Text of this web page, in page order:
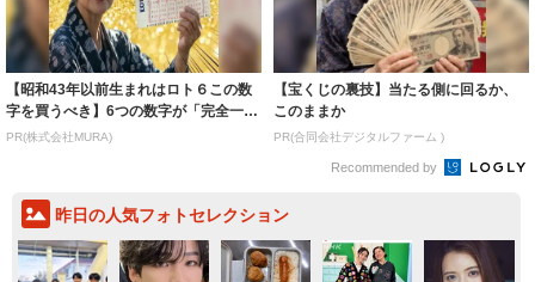
【昭和43年以前生まれはロト６この数
字を買うべき】6つの数字が「完全一
致」する方...
PR(株式会社MURA)
【宝くじの裏技】当たる側に回るか、
このままか
PR(合同会社デジタルファーム )
Recommended by
昨日の人気フォトセレクション